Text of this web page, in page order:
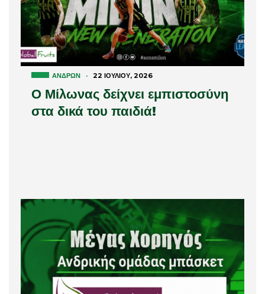
ΑΝΔΡΏΝ · 22 ΙΟΥΛΊΟΥ, 2026
Ο Μίλωνας δείχνει εμπιστοσύνη
στα δικά του παιδιά!